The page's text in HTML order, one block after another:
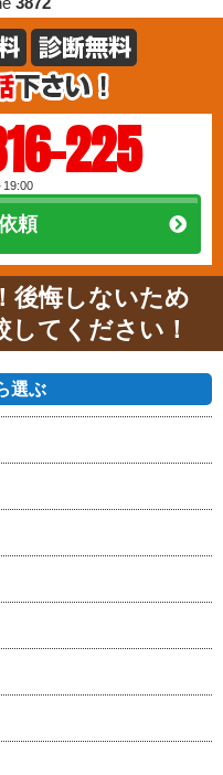
225
19:00
頼
後悔しないため
してください！
選ぶ